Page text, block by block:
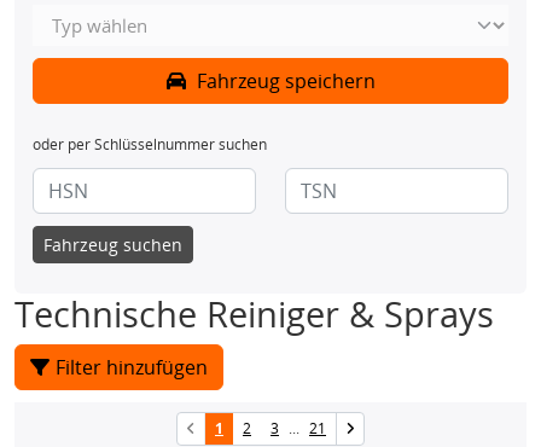
Fahrzeug speichern
oder per Schlüsselnummer suchen
Fahrzeug suchen
Technische Reiniger & Sprays
Filter hinzufügen
1 2 3 ... 21